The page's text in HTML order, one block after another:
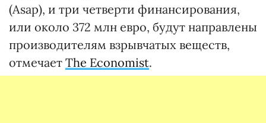
(Asap), и три четверти финансирования,
или около 372 млн евро, будут направлены
производителям взрывчатых веществ,
отмечает The Economist.